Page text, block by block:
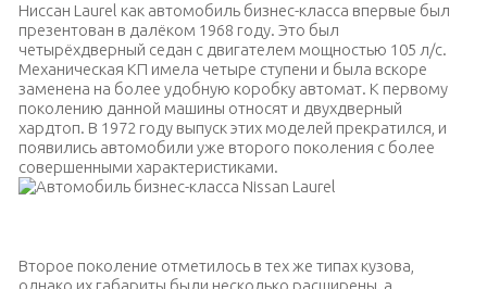
Ниссан Laurel как автомобиль бизнес-класса впервые был
презентован в далёком 1968 году. Это был
четырёхдверный седан с двигателем мощностью 105 л/с.
Механическая КП имела четыре ступени и была вскоре
заменена на более удобную коробку автомат. К первому
поколению данной машины относят и двухдверный
хардтоп. В 1972 году выпуск этих моделей прекратился, и
появились автомобили уже второго поколения с более
совершенными характеристиками.
Второе поколение отметилось в тех же типах кузова,
однако их габариты были несколько расширены, а